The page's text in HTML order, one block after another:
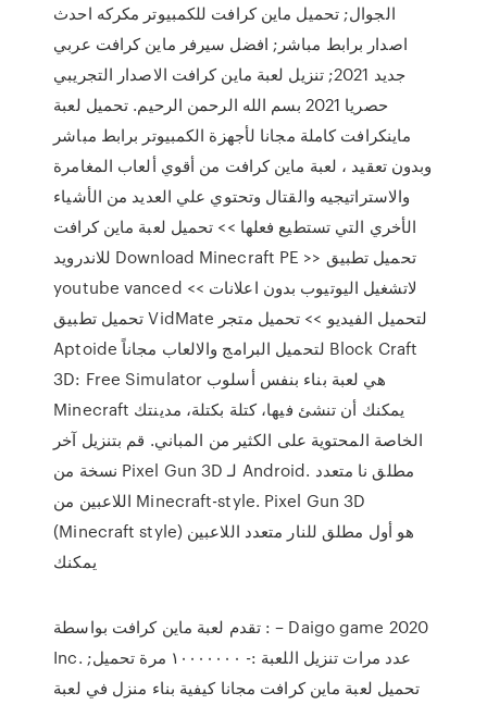
الجوال; تحميل ماين كرافت للكمبيوتر مكركه احدث
اصدار برابط مباشر; افضل سيرفر ماين كرافت عربي
جديد 2021; تنزيل لعبة ماين كرافت الاصدار التجريبي
حصريا 2021 بسم الله الرحمن الرحيم. تحميل لعبة
ماينكرافت كاملة مجانا لأجهزة الكمبيوتر برابط مباشر
وبدون تعقيد ، لعبة ماين كرافت من أقوي ألعاب المغامرة
والاستراتيجيه والقتال وتحتوي علي العديد من الأشياء
الأخري التي تستطيع فعلها >> تحميل لعبة ماين كرافت
للاندرويد Download Minecraft PE >> تحميل تطبيق
youtube vanced لاتشغيل اليوتيوب بدون اعلانات >>
تحميل تطبيق VidMate لتحميل الفيديو >> تحميل متجر
Aptoide لتحميل البرامج والالعاب مجاناً Block Craft
3D: Free Simulator هي لعبة بناء بنفس أسلوب
Minecraft يمكنك أن تنشئ فيها، كتلة بكتلة، مدينتك
الخاصة المحتوية على الكثير من المباني. قم بتنزيل آخر
نسخة من Pixel Gun 3D لـ Android. مطلق نا متعدد
اللاعبين من Minecraft-style. Pixel Gun 3D
(Minecraft style) هو أول مطلق للنار متعدد اللاعبين
يمكنك
تقدم لعبة ماين كرافت بواسطة : – Daigo game 2020
Inc. عدد مرات تنزيل اللعبة :- ١٠٠٠٠٠٠٠ مرة تحميل;
تحميل لعبة ماين كرافت مجانا كيفية بناء منزل في لعبة